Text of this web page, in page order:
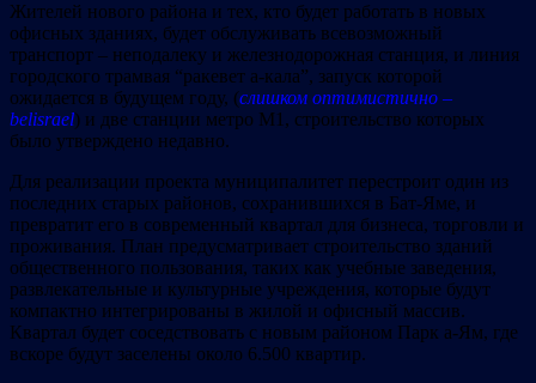
Жителей нового района и тех, кто будет работать в новых
офисных зданиях, будет обслуживать всевозможный
транспорт – неподалеку и железнодорожная станция, и линия
городского трамвая “ракевет а-кала”, запуск которой
ожидается в будущем году, (слишком оптимистично –
belisrael) и две станции метро М1, строительство которых
было утверждено недавно.
Для реализации проекта муниципалитет перестроит один из
последних старых районов, сохранившихся в Бат-Яме, и
превратит его в современный квартал для бизнеса, торговли и
проживания. План предусматривает строительство зданий
общественного пользования, таких как учебные заведения,
развлекательные и культурные учреждения, которые будут
компактно интегрированы в жилой и офисный массив.
Квартал будет соседствовать с новым районом Парк а-Ям, где
вскоре будут заселены около 6.500 квартир.